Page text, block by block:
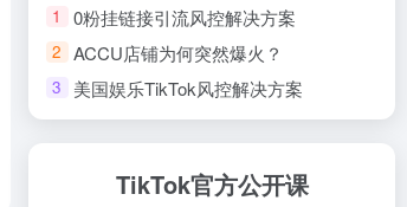
# 创作者服务平台
1 0粉挂链接引流风控解决方案
2 ACCU店铺为何突然爆火？
3 美国娱乐TikTok风控解决方案
TikTok官方公开课